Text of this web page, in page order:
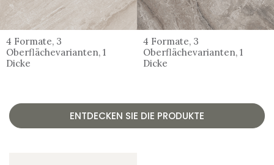
4 Formate, 3
Oberflächevarianten, 1
Dicke
4 Formate, 3
Oberflächevarianten, 1
Dicke
ENTDECKEN SIE DIE PRODUKTE